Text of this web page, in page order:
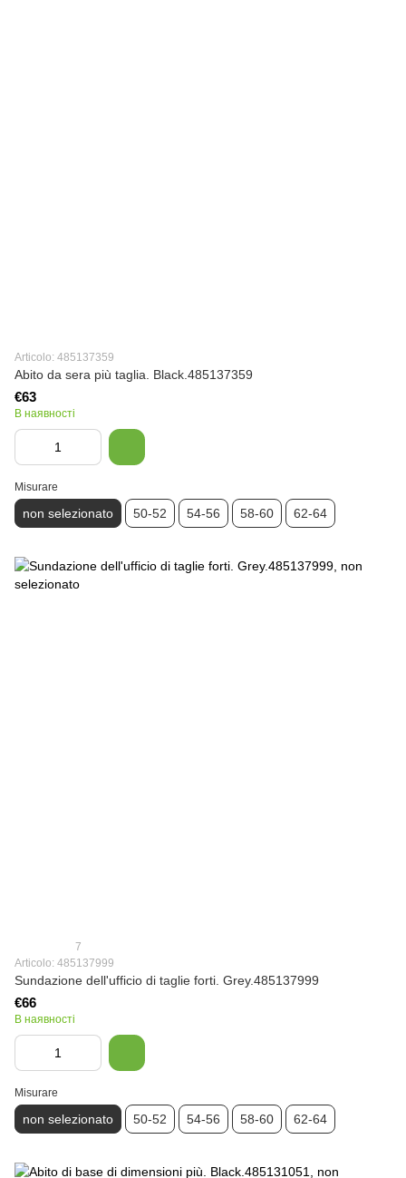
Articolo: 485137359
Abito da sera più taglia. Black.485137359
€63
В наявності
Misurare
non selezionato 50-52 54-56 58-60 62-64
7
Articolo: 485137999
Sundazione dell'ufficio di taglie forti. Grey.485137999
€66
В наявності
Misurare
non selezionato 50-52 54-56 58-60 62-64